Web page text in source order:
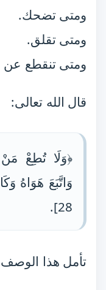
ومتى تضحك.
ومتى تقلق.
ومتى تنقطع عن
قال الله تعالى:
﴿وَلَا تُطِعْ مَنْ
وَاتَّبَعَ هَوَاهُ
28].
تأمل هذا